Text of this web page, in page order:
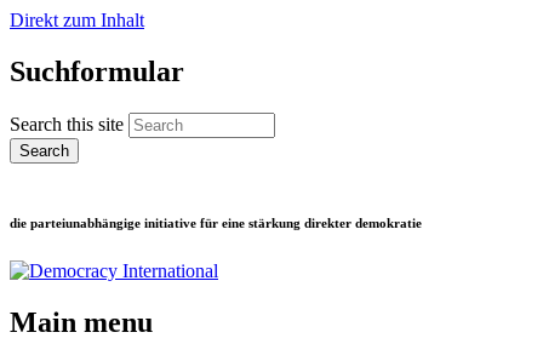
Direkt zum Inhalt
Suchformular
Search this site
die parteiunabhängige initiative für eine stärkung direkter demokratie
Main menu